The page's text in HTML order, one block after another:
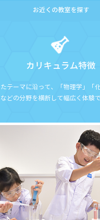
お近くの教室を探す
カリキュラム特徴
テーマに沿って、
「物理学」「
どの分野を横断して幅広く体験